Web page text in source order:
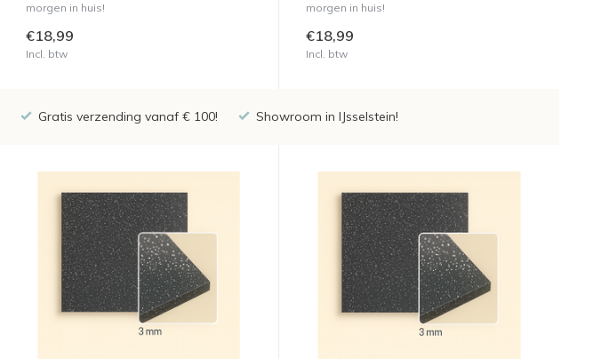
morgen in huis!
€18,99
Incl. btw
morgen in huis!
€18,99
Incl. btw
Gratis verzending vanaf € 100! Showroom in IJsselstein!